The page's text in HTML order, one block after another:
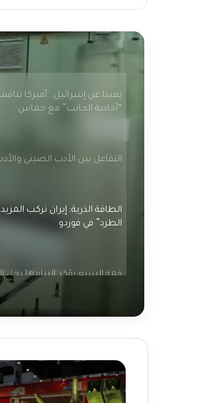
بعيدا عن إسرائيل.. أميركا
فلسطينية بارتكاب جرائم حرب
واشنطن: حريصون مع
أكبر هجوم لحزب الله على
منذ بدء حرب غزة
ردا
على
تصريحات